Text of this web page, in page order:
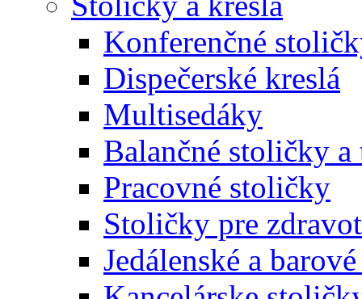
Konferenčné
Dispečerské kreslá
Multisedáky
Balančné stoličky a
Pracovné stoličky
Stoličky pre
Jedálenské a